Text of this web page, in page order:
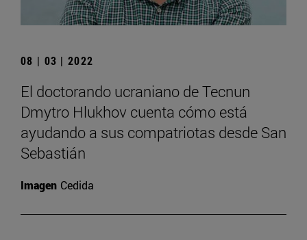
08 | 03 | 2022
El doctorando ucraniano de Tecnun
Dmytro Hlukhov cuenta cómo está
ayudando a sus compatriotas desde San
Sebastián
Imagen Cedida